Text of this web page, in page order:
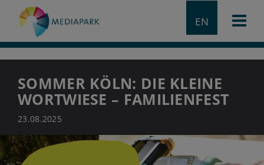
EN
SOMMER KÖLN: DIE KLEINE
WORTWIESE – FAMILIENFEST
23.08.2025